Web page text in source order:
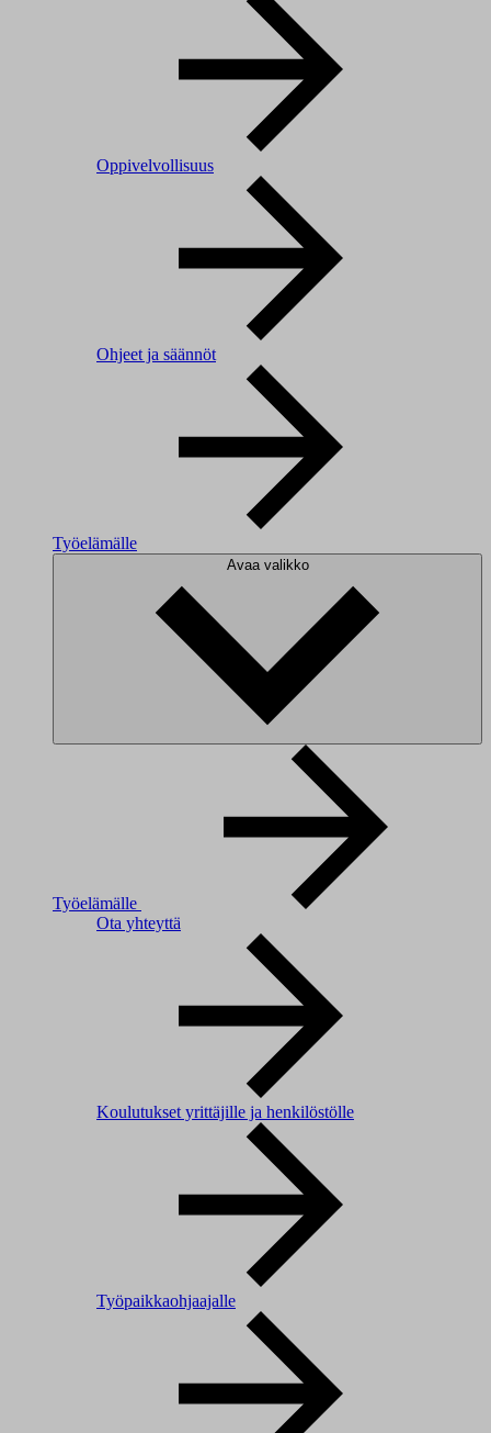
Oppivelvollisuus
Ohjeet ja säännöt
Työelämälle
Avaa valikko
Työelämälle
Ota yhteyttä
Koulutukset yrittäjille ja henkilöstölle
Työpaikkaohjaajalle